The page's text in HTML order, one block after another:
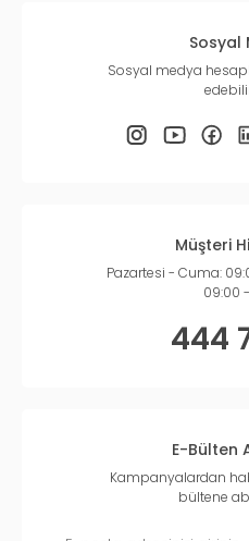
Sosyal
Sosyal medya
Müşteri
Pazartesi - Cuma:
09:00
444
E-Bülten
Kampanyalardan
bültene